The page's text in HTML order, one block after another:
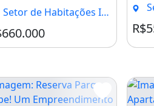
Setor de Habitações Individuais Norte, Brasília - DF